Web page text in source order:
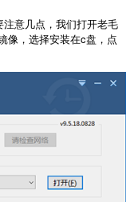
意几点，我们打开老毛
像，选择安装在c盘，点